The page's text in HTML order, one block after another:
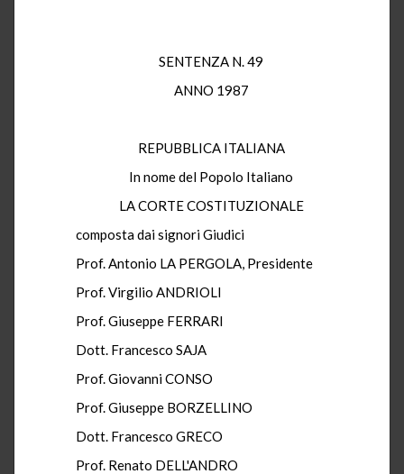
SENTENZA N. 49
ANNO 1987
REPUBBLICA ITALIANA
In nome del Popolo Italiano
LA CORTE COSTITUZIONALE
composta dai signori Giudici
Prof. Antonio LA PERGOLA, Presidente
Prof. Virgilio ANDRIOLI
Prof. Giuseppe FERRARI
Dott. Francesco SAJA
Prof. Giovanni CONSO
Prof. Giuseppe BORZELLINO
Dott. Francesco GRECO
Prof. Renato DELL'ANDRO